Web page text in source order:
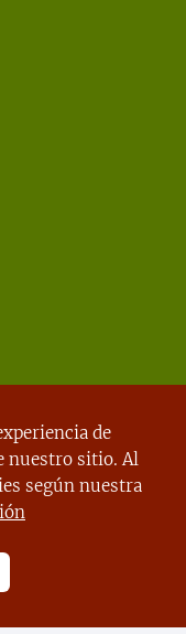
de
nuestro sitio. Al
según nuestra